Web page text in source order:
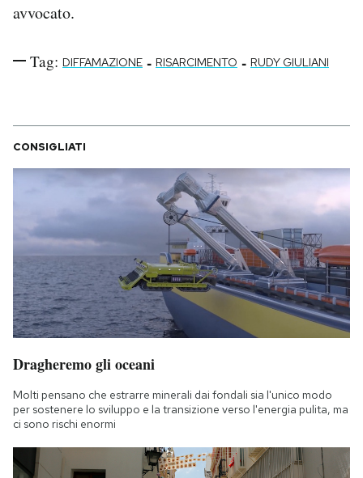
avvocato.
Tag: DIFFAMAZIONE - RISARCIMENTO - RUDY GIULIANI
CONSIGLIATI
Dragheremo gli oceani
Molti pensano che estrarre minerali dai fondali sia l'unico modo
per sostenere lo sviluppo e la transizione verso l'energia pulita, ma
ci sono rischi enormi